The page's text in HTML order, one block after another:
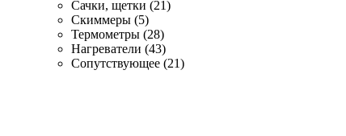
Сачки, щетки (21)
Скиммеры (5)
Термометры (28)
Нагреватели (43)
Сопутствующее (21)